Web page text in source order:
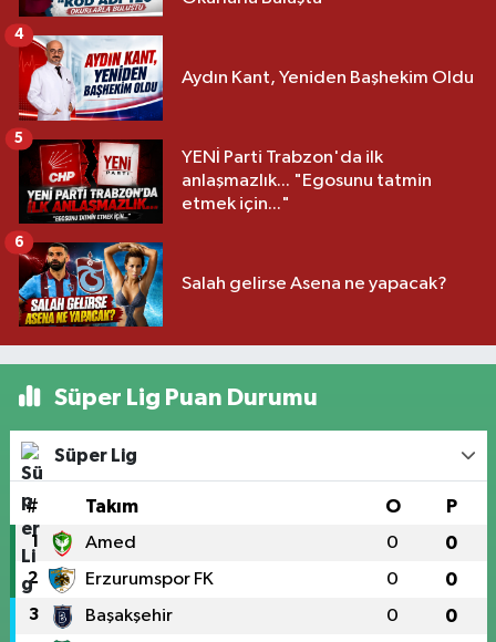
Aydın Kant, Yeniden Başhekim Oldu
4
YENİ Parti Trabzon'da ilk
anlaşmazlık... "Egosunu tatmin
etmek için..."
5
Salah gelirse Asena ne yapacak?
6
Süper Lig Puan Durumu
Süper Lig
# Takım O P
1 Amed 0 0
2 Erzurumspor FK 0 0
3 Başakşehir 0 0